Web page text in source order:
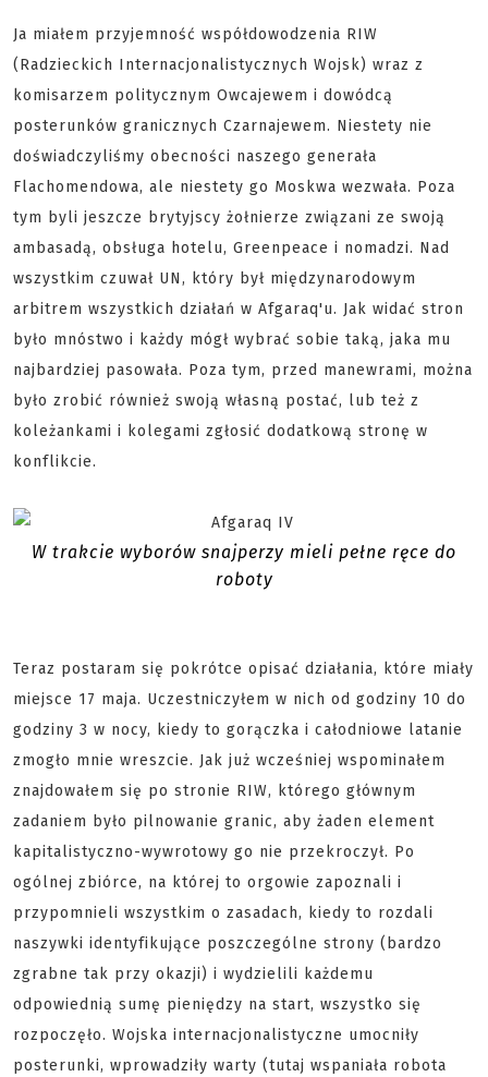
Ja miałem przyjemność współdowodzenia RIW
(Radzieckich Internacjonalistycznych Wojsk) wraz z
komisarzem politycznym Owcajewem i dowódcą
posterunków granicznych Czarnajewem. Niestety nie
doświadczyliśmy obecności naszego generała
Flachomendowa, ale niestety go Moskwa wezwała. Poza
tym byli jeszcze brytyjscy żołnierze związani ze swoją
ambasadą, obsługa hotelu, Greenpeace i nomadzi. Nad
wszystkim czuwał UN, który był międzynarodowym
arbitrem wszystkich działań w Afgaraq'u. Jak widać stron
było mnóstwo i każdy mógł wybrać sobie taką, jaka mu
najbardziej pasowała. Poza tym, przed manewrami, można
było zrobić również swoją własną postać, lub też z
koleżankami i kolegami zgłosić dodatkową stronę w
konflikcie.
W trakcie wyborów snajperzy mieli pełne ręce do
roboty
Teraz postaram się pokrótce opisać działania, które miały
miejsce 17 maja. Uczestniczyłem w nich od godziny 10 do
godziny 3 w nocy, kiedy to gorączka i całodniowe latanie
zmogło mnie wreszcie. Jak już wcześniej wspominałem
znajdowałem się po stronie RIW, którego głównym
zadaniem było pilnowanie granic, aby żaden element
kapitalistyczno-wywrotowy go nie przekroczył. Po
ogólnej zbiórce, na której to orgowie zapoznali i
przypomnieli wszystkim o zasadach, kiedy to rozdali
naszywki identyfikujące poszczególne strony (bardzo
zgrabne tak przy okazji) i wydzielili każdemu
odpowiednią sumę pieniędzy na start, wszystko się
rozpoczęło. Wojska internacjonalistyczne umocniły
posterunki, wprowadziły warty (tutaj wspaniała robota